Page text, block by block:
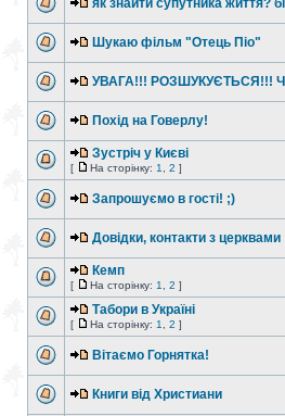
як знайти супутника життя?
Шукаю фільм "Отець Піо"
УВАГА!!! РОЗШУКУЄТЬСЯ!!!
Похід на Говерлу!
Зустріч у Києві
[ На сторінку: 1 2 ]
Запрошуємо в гості! ;)
Довідки, контакти з церквами
Кемп
[ На сторінку: 1 2 ]
Табори в Україні
[ На сторінку: 1 2 ]
Вітаємо Горнятка!
Книги від Христиани